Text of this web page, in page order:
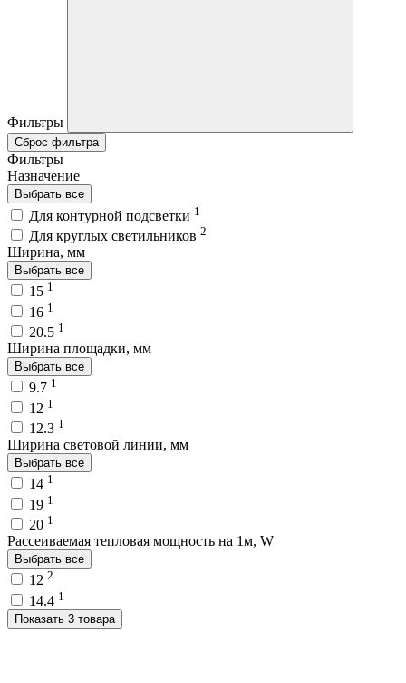
Фильтры
Сброс фильтра
Фильтры
Назначение
Выбрать все
Для контурной подсветки 1
Для круглых светильников 2
Ширина, мм
Выбрать все
15 1
16 1
20.5 1
Ширина площадки, мм
Выбрать все
9.7 1
12 1
12.3 1
Ширина световой линии, мм
Выбрать все
14 1
19 1
20 1
Рассеиваемая тепловая мощность на 1м, W
Выбрать все
12 2
14.4 1
Показать 3 товара